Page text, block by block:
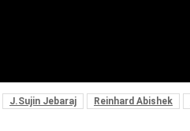
J.Sujin Jebaraj Reinhard Abishek